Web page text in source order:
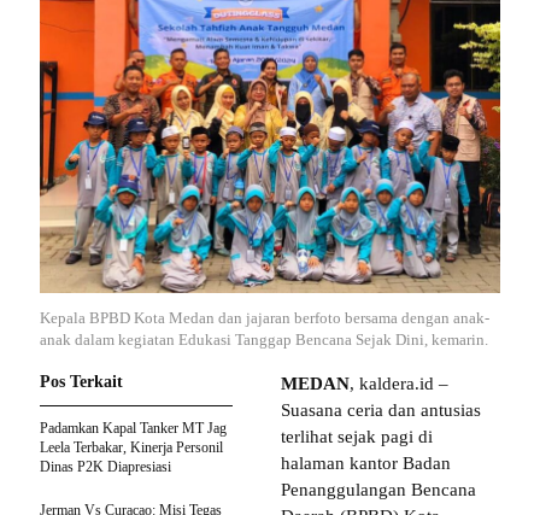
Kepala BPBD Kota Medan dan jajaran berfoto bersama dengan anak-
anak dalam kegiatan Edukasi Tanggap Bencana Sejak Dini, kemarin.
MEDAN, kaldera.id –
Suasana ceria dan antusias
terlihat sejak pagi di
halaman kantor Badan
Penanggulangan Bencana
Pos Terkait
Padamkan Kapal Tanker MT Jag
Leela Terbakar, Kinerja Personil
Dinas P2K Diapresiasi
Jerman Vs Curacao: Misi Tegas